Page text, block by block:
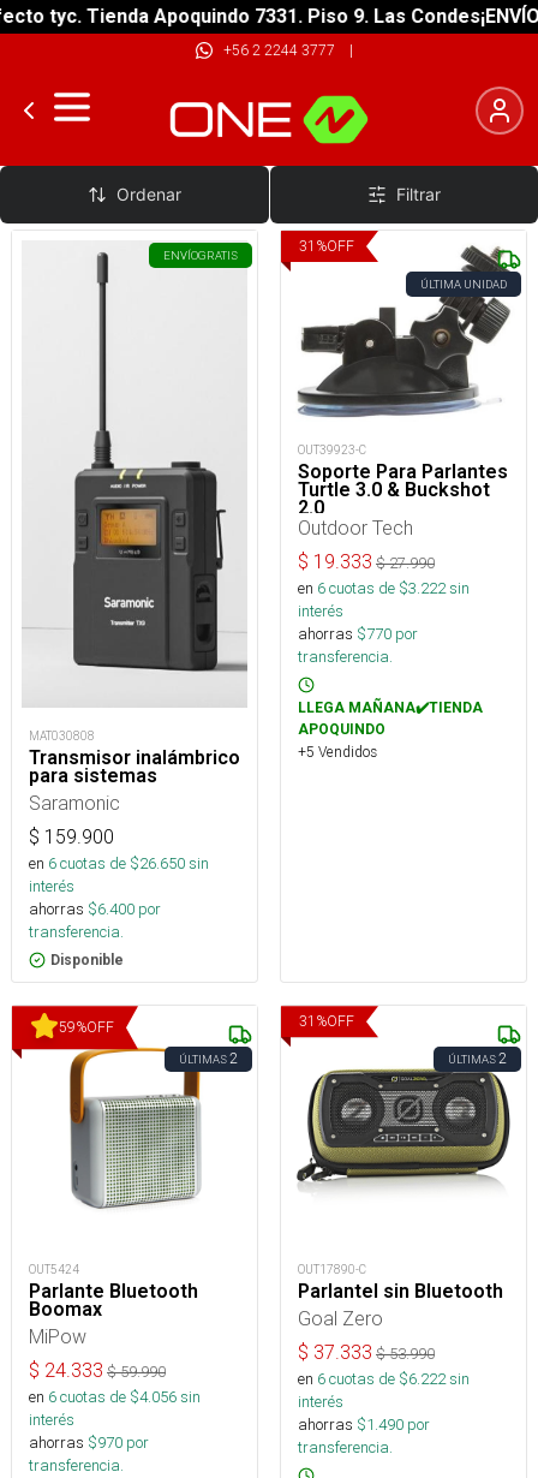
tyc. Tienda Apoquindo 7331. Piso 9. Las Condes
+56 2 2244 3777 |
Parlantes
Ordenar Filtrar
ENVÍOGRATIS
MAT030808
Transmisor inalámbrico
para sistemas
Saramonic
$ 159.900
en 6cuotas de $26.650sin
interés
ahorras $6.400 por
transferencia.
Disponible
31 %OFF
ÚLTIMA UNIDAD
OUT39923-C
Soporte Para Parlantes
Turtle 3.0 & Buckshot
2.0
Outdoor Tech
$ 19.333 $27.990
en 6cuotas de $3.222sin
interés
ahorras $770 por
transferencia.
LLEGA MAÑANA✔️TIENDA
APOQUINDO
+5 Vendidos
59%OFF
ÚLTIMAS2
OUT5424
Parlante Bluetooth
Boomax
MiPow
$ 24.333 $59.990
en 6cuotas de $4.056sin
interés
ahorras $970 por
transferencia.
31 %OFF
ÚLTIMAS2
OUT17890-C
Parlantel sin Bluetooth
Goal Zero
$ 37.333 $53.990
en 6cuotas de $6.222sin
interés
ahorras $1.490 por
transferencia.